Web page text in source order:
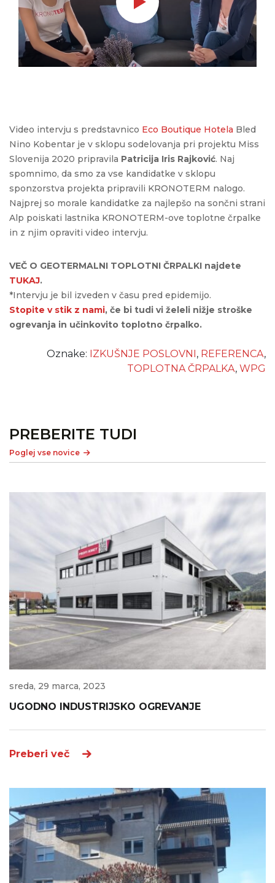
Video intervju s predstavnico Eco Boutique Hotela Bled
Nino Kobentar je v sklopu sodelovanja pri projektu Miss
Slovenija 2020 pripravila Patricija Iris Rajković. Naj
spomnimo, da smo za vse kandidatke v sklopu
sponzorstva projekta pripravili KRONOTERM nalogo.
Najprej so morale kandidatke za najlepšo na sončni strani
Alp poiskati lastnika KRONOTERM-ove toplotne črpalke
in z njim opraviti video intervju.
VEČ O GEOTERMALNI TOPLOTNI ČRPALKI najdete
TUKAJ.
*Intervju je bil izveden v času pred epidemijo.
Stopite v stik z nami, če bi tudi vi želeli nižje stroške
ogrevanja in učinkovito toplotno črpalko.
Oznake: IZKUŠNJE POSLOVNI, REFERENCA,
TOPLOTNA ČRPALKA, WPG
PREBERITE TUDI
Poglej vse novice
sreda, 29 marca, 2023
UGODNO INDUSTRIJSKO OGREVANJE
Preberi več